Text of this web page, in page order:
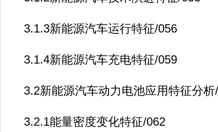
3.1.3新能源汽车运行特征/056
3.1.4新能源汽车充电特征/059
3.2新能源汽车动力电池应用特征分析
3.2.1能量密度变化特征/062